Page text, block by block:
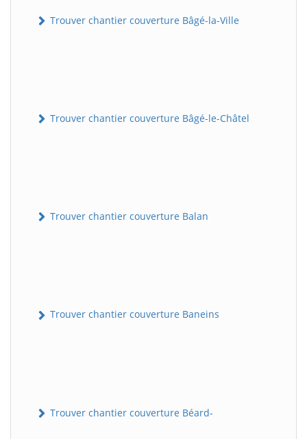
Trouver chantier couverture Bâgé-la-Ville
Trouver chantier couverture Bâgé-le-Châtel
Trouver chantier couverture Balan
Trouver chantier couverture Baneins
Trouver chantier couverture Béard-